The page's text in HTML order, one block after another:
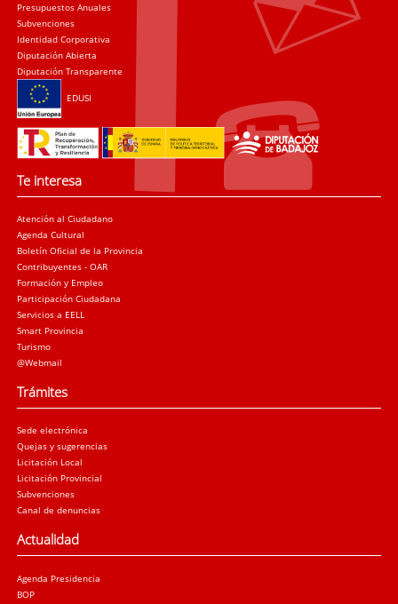
Presupuestos Anuales
Subvenciones
Identidad Corporativa
Diputación Abierta
Diputación Transparente
EDUSI
Te interesa
Atención al Ciudadano
Agenda Cultural
Boletín Oficial de la Provincia
Contribuyentes - OAR
Formación y Empleo
Participación Ciudadana
Servicios a EELL
Smart Provincia
Turismo
@Webmail
Trámites
Sede electrónica
Quejas y sugerencias
Licitación Local
Licitación Provincial
Subvenciones
Canal de denuncias
Actualidad
Agenda Presidencia
BOP